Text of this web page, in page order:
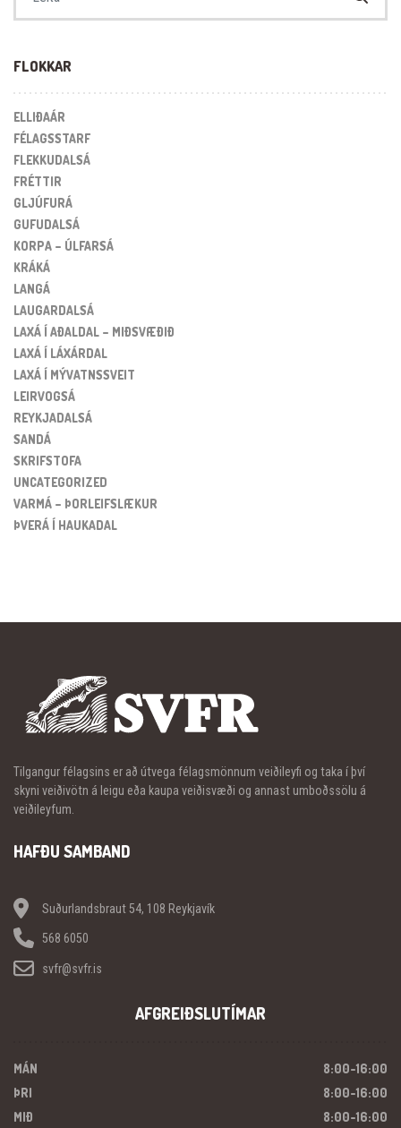
FLOKKAR
ELLIÐAÁR
FÉLAGSSTARF
FLEKKUDALSÁ
FRÉTTIR
GLJÚFURÁ
GUFUDALSÁ
KORPA – ÚLFARSÁ
KRÁKÁ
LANGÁ
LAUGARDALSÁ
LAXÁ Í AÐALDAL – MIÐSVÆÐIÐ
LAXÁ Í LÁXÁRDAL
LAXÁ Í MÝVATNSSVEIT
LEIRVOGSÁ
REYKJADALSÁ
SANDÁ
SKRIFSTOFA
UNCATEGORIZED
VARMÁ – ÞORLEIFSLÆKUR
ÞVERÁ Í HAUKADAL
Tilgangur félagsins er að útvega félagsmönnum veiðileyfi og taka í því
skyni veiðivötn á leigu eða kaupa veiðisvæði og annast umboðssölu á
veiðileyfum.
HAFÐU SAMBAND
Suðurlandsbraut 54, 108 Reykjavík
568 6050
svfr@svfr.is
AFGREIÐSLUTÍMAR
MÁN
8:00-16:00
ÞRI
8:00-16:00
MIÐ
8:00-16:00